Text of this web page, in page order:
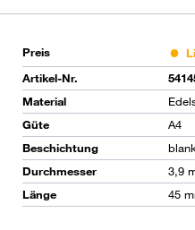
Preis
Artikel-Nr.
Material
Güte
A4
Beschichtung
Durchmesser
3,9
Länge
45